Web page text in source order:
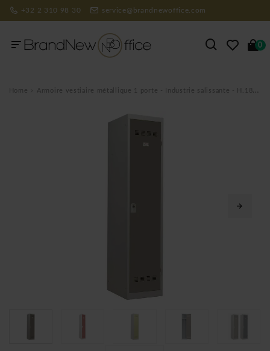
+32 2 310 98 30 service@brandnewoffice.com
0
Home Armoire vestiaire métallique 1 porte - Industrie salissante - H.180 x L.40 cm